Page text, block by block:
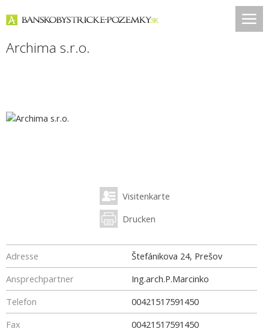
Archima s.r.o.
Visitenkarte
Drucken
Adresse
Štefánikova 24, Prešov
Ansprechpartner
Ing.arch.P.Marcinko
Telefon
00421517591450
Fax
00421517591450